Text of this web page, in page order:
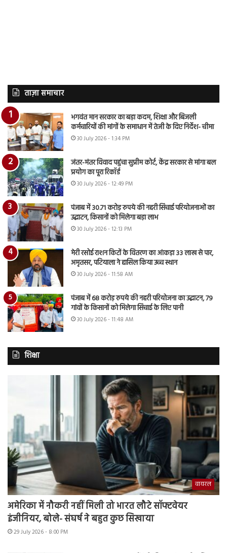
ताज़ा समाचार
भगवंत मान सरकार का बड़ा कदम, शिक्षा और बिजली
कर्मचारियों की मांगों के समाधान में तेजी के दिए निर्देश- चीमा
30 July 2026 - 1:34 PM
जंतर-मंतर विवाद पहुंचा सुप्रीम कोर्ट, केंद्र सरकार से मांगा बल
प्रयोग का पूरा रिकॉर्ड
30 July 2026 - 12:49 PM
पंजाब में 30.71 करोड़ रुपये की नहरी सिंचाई परियोजनाओं का
उद्घाटन, किसानों को मिलेगा बड़ा लाभ
30 July 2026 - 12:13 PM
मेरी रसोई राशन किटों के वितरण का आंकड़ा 33 लाख से पार,
अमृतसर, पटियाला ने हासिल किया उच्च स्थान
30 July 2026 - 11:58 AM
पंजाब में 68 करोड़ रुपये की नहरी परियोजना का उद्घाटन, 79
गांवों के किसानों को मिलेगा सिंचाई के लिए पानी
30 July 2026 - 11:48 AM
शिक्षा
वायरल
अमेरिका में नौकरी नहीं मिली तो भारत लौटे सॉफ्टवेयर
इंजीनियर, बोले- संघर्ष ने बहुत कुछ सिखाया
29 July 2026 - 8:00 PM